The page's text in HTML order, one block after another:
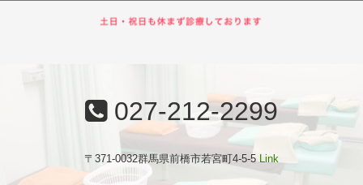
027-212-2299
〒371-0032群馬県前橋市若宮町4-5-5Link